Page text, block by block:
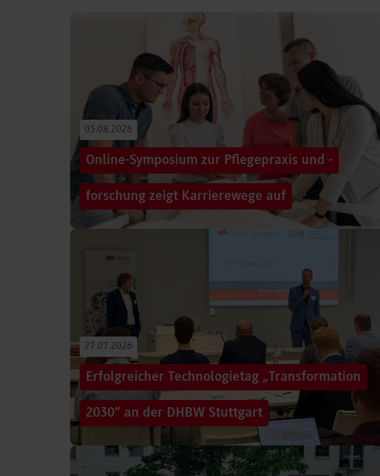
03.08.2026
Online-Symposium zur Pflegepraxis und -
forschung zeigt Karrierewege auf
Von der Promotion in Australien über die Weiterentwicklung
Führungsaufgaben – Drei…
Beitrag lesen
27.07.2026
Erfolgreicher Technologietag „Transformation
2030“ an der DHBW Stuttgart
Wie gelingt Transformation in einer Zeit, in der sich Technologien, Märkte
und gesellschaftliche Rahmenbedingungen immer schneller verändern?
Genau…